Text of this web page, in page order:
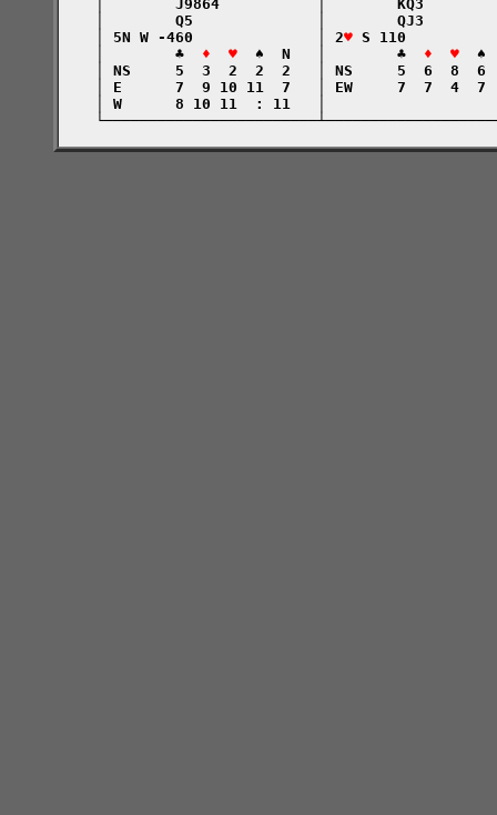
│        J9864           │        KQ3
│        Q5              │        QJ3
    │ 5N W -460              │ 2
♥ S 110
    │        ♣
♦  ♥
  ♠  N   │        ♣
♦  ♥
♠
│ NS     5  3  2  2  2   │ NS     5  6  8
│ E      7  9 10 11  7   │ EW     7  7  4
│ W      8 10 11  : 11   │